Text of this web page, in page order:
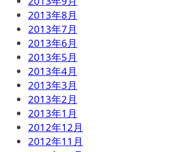
2013年8月
2013年7月
2013年6月
2013年5月
2013年4月
2013年3月
2013年2月
2013年1月
2012年12月
2012年11月